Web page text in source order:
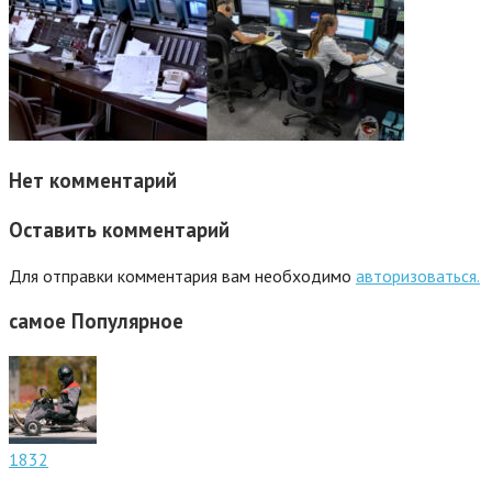
Нет комментарий
Оставить комментарий
Для отправки комментария вам необходимо авторизоваться.
самое Популярное
1832